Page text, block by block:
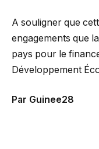
A souligner que
engagements que
pays pour le
Développement
Par Guinee28